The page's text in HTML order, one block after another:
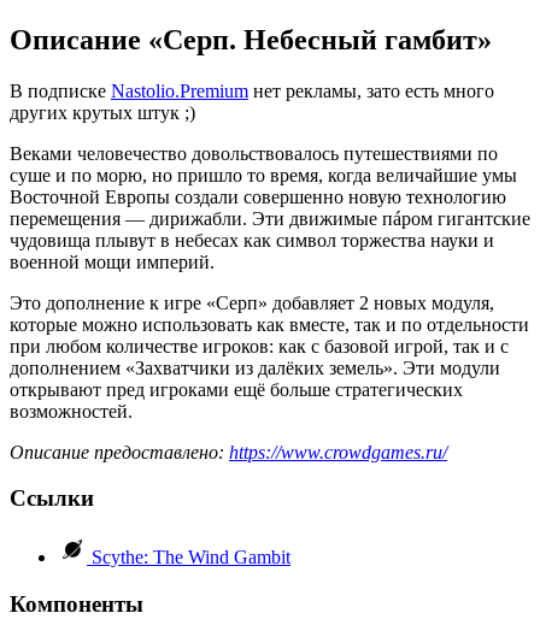
Описание «Серп. Небесный гамбит»
В подписке Nastolio.Premium нет рекламы, зато есть много
других крутых штук ;)
Веками человечество довольствовалось путешествиями по
суше и по морю, но пришло то время, когда величайшие умы
Восточной Европы создали совершенно новую технологию
перемещения — дирижабли. Эти движимые пáром гигантские
чудовища плывут в небесах как символ торжества науки и
военной мощи империй.
Это дополнение к игре «Серп» добавляет 2 новых модуля,
которые можно использовать как вместе, так и по отдельности
при любом количестве игроков: как с базовой игрой, так и с
дополнением «Захватчики из далёких земель». Эти модули
открывают пред игроками ещё больше стратегических
возможностей.
Описание предоставлено: https://www.crowdgames.ru/
Ссылки
Scythe: The Wind Gambit
Компоненты